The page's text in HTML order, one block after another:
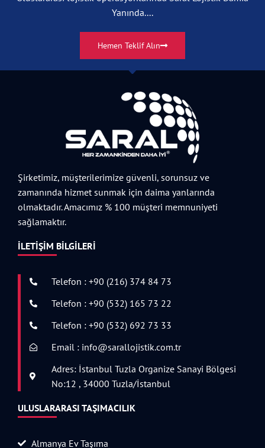
Yanında....
Hemen Teklif Alın
Şirketimiz, müşterilerimize güvenli, sorunsuz ve
zamanında hizmet sunmak için daima yanlarında
olmaktadır. Amacımız % 100 müşteri memnuniyeti
sağlamaktır.
İLETIŞIM BILGILERI
Telefon : +90 (216) 374 84 73
Telefon : +90 (532) 165 73 22
Telefon : +90 (532) 692 73 33
Email : info@sarallojistik.com.tr
Adres: İstanbul Tuzla Organize Sanayi Bölgesi
No:12 , 34000 Tuzla/İstanbul
ULUSLARARASI TAŞIMACILIK
Almanya Ev Taşıma